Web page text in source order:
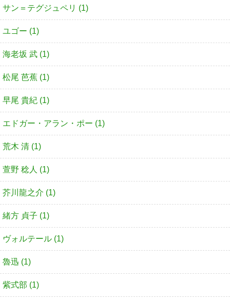
サン＝テグジュペリ (1)
ユゴー (1)
海老坂 武 (1)
松尾 芭蕉 (1)
早尾 貴紀 (1)
エドガー・アラン・ポー (1)
荒木 清 (1)
萱野 稔人 (1)
芥川龍之介 (1)
緒方 貞子 (1)
ヴォルテール (1)
魯迅 (1)
紫式部 (1)